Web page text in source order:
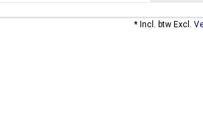
* Incl. btw Excl.